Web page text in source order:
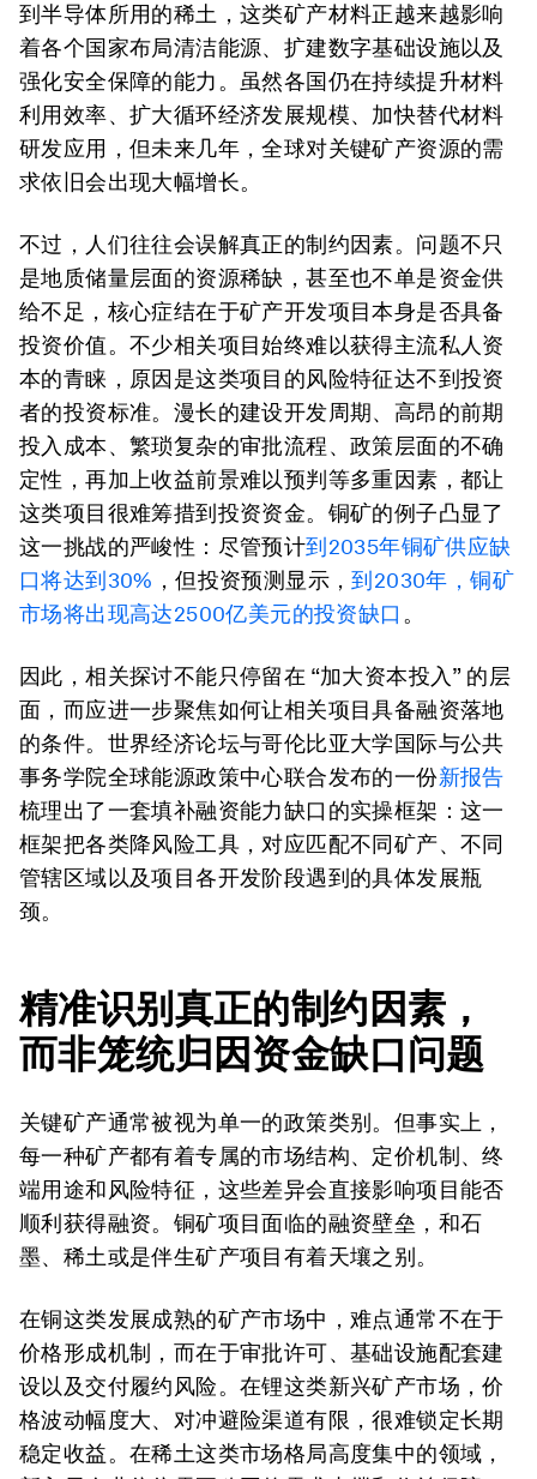
到半导体所用的稀土，这类矿产材料正越来越影响
着各个国家布局清洁能源、扩建数字基础设施以及
强化安全保障的能力。虽然各国仍在持续提升材料
利用效率、扩大循环经济发展规模、加快替代材料
研发应用，但未来几年，全球对关键矿产资源的需
求依旧会出现大幅增长。
不过，人们往往会误解真正的制约因素。问题不只
是地质储量层面的资源稀缺，甚至也不单是资金供
给不足，核心症结在于矿产开发项目本身是否具备
投资价值。不少相关项目始终难以获得主流私人资
本的青睐，原因是这类项目的风险特征达不到投资
者的投资标准。漫长的建设开发周期、高昂的前期
投入成本、繁琐复杂的审批流程、政策层面的不确
定性，再加上收益前景难以预判等多重因素，都让
这类项目很难筹措到投资资金。铜矿的例子凸显了
这一挑战的严峻性：尽管预计到2035年铜矿供应缺
口将达到30% ，但投资预测显示，到2030年，铜矿
市场将出现高达2500亿美元的投资缺口 。
因此，相关探讨不能只停留在 “加大资本投入” 的层
面，而应进一步聚焦如何让相关项目具备融资落地
的条件。世界经济论坛与哥伦比亚大学国际与公共
事务学院全球能源政策中心联合发布的一份新报告
梳理出了一套填补融资能力缺口的实操框架：这一
框架把各类降风险工具，对应匹配不同矿产、不同
管辖区域以及项目各开发阶段遇到的具体发展瓶
颈。
精准识别真正的制约因素，
而非笼统归因资金缺口问题
关键矿产通常被视为单一的政策类别。但事实上，
每一种矿产都有着专属的市场结构、定价机制、终
端用途和风险特征，这些差异会直接影响项目能否
顺利获得融资。铜矿项目面临的融资壁垒，和石
墨、稀土或是伴生矿产项目有着天壤之别。
在铜这类发展成熟的矿产市场中，难点通常不在于
价格形成机制，而在于审批许可、基础设施配套建
设以及交付履约风险。在锂这类新兴矿产市场，价
格波动幅度大、对冲避险渠道有限，很难锁定长期
稳定收益。在稀土这类市场格局高度集中的领域，